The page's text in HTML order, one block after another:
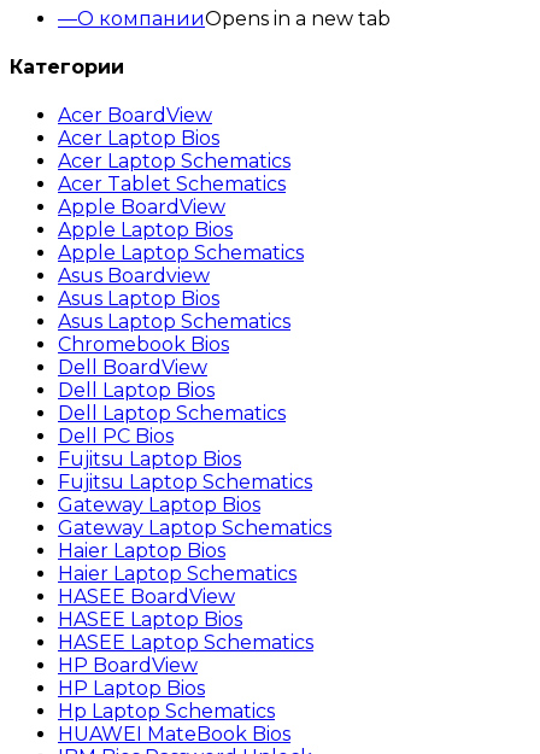
О компанииOpens in a new tab
Категории
Acer BoardView
Acer Laptop Bios
Acer Laptop Schematics
Acer Tablet Schematics
Apple BoardView
Apple Laptop Bios
Apple Laptop Schematics
Asus Boardview
Asus Laptop Bios
Asus Laptop Schematics
Chromebook Bios
Dell BoardView
Dell Laptop Bios
Dell Laptop Schematics
Dell PC Bios
Fujitsu Laptop Bios
Fujitsu Laptop Schematics
Gateway Laptop Bios
Gateway Laptop Schematics
Haier Laptop Bios
Haier Laptop Schematics
HASEE BoardView
HASEE Laptop Bios
HASEE Laptop Schematics
HP BoardView
HP Laptop Bios
Hp Laptop Schematics
HUAWEI MateBook Bios